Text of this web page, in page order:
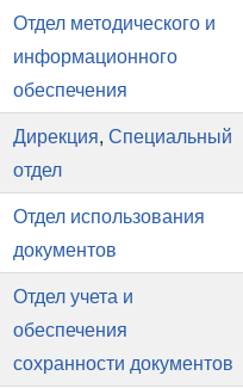
Отдел методического и
информационного
обеспечения
Дирекция, Специальный
отдел
Отдел использования
документов
Отдел учета и
обеспечения
сохранности документов